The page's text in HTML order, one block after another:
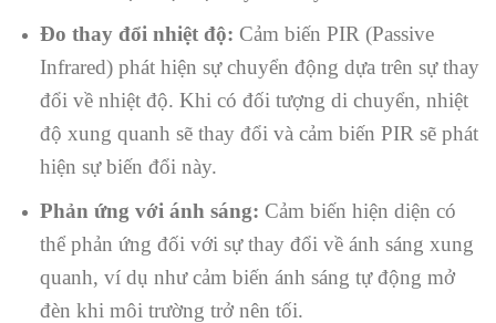
Đo thay đổi nhiệt độ: Cảm biến PIR (Passive
Infrared) phát hiện sự chuyển động dựa trên sự thay
đổi về nhiệt độ. Khi có đối tượng di chuyển, nhiệt
độ xung quanh sẽ thay đổi và cảm biến PIR sẽ phát
hiện sự biến đổi này.
Phản ứng với ánh sáng: Cảm biến hiện diện có
thể phản ứng đối với sự thay đổi về ánh sáng xung
quanh, ví dụ như cảm biến ánh sáng tự động mở
đèn khi môi trường trở nên tối.